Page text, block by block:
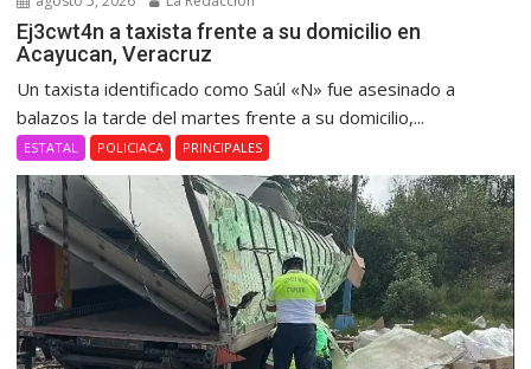
Ej3cwt4n a taxista frente a su domicilio en
Acayucan, Veracruz
Un taxista identificado como Saúl «N» fue asesinado a
balazos la tarde del martes frente a su domicilio,...
ESTATAL POLICIACA PRINCIPALES